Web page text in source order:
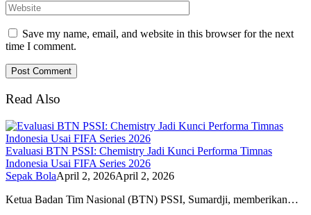
Save my name, email, and website in this browser for the next
time I comment.
Read Also
Evaluasi BTN PSSI: Chemistry Jadi Kunci Performa Timnas
Indonesia Usai FIFA Series 2026
Sepak BolaApril 2, 2026April 2, 2026
Ketua Badan Tim Nasional (BTN) PSSI, Sumardji, memberikan…